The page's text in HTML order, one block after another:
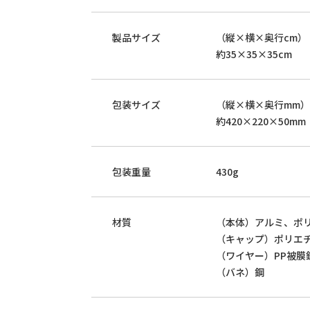
製品サイズ
（縦×横×奥行cm）
約35×35×35cm
包装サイズ
（縦×横×奥行mm）
約420×220×50mm
包装重量 430g
材質
（本体）アルミ、ポ
（キャップ）ポリエ
（ワイヤー）PP被膜
（バネ）鋼